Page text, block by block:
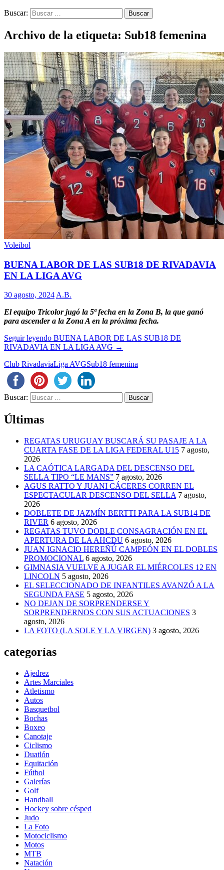
Buscar:
Archivo de la etiqueta: Sub18 femenina
Voleibol
BUENA LABOR DE LAS SUB18 DE RIVADAVIA
EN LA LIGA AVG
30 agosto, 2024 A.B.
El equipo Tricolor jugó la 5ª fecha en la Zona B, la que ganó
para ascender a la Zona A en la próxima fecha.
Seguir leyendo BUENA LABOR DE LAS SUB18 DE
RIVADAVIA EN LA LIGA AVG →
Club RivadaviaLiga AVGSub18 femenina
Buscar:
Últimas
REGATAS URUGUAY BUSCARÁ SU PASAJE A LA
CUARTA FASE DE LA LIGA FEDERAL U15 7 agosto,
2026
LA CAÓTICA LARGADA DEL DESCENSO DEL
SELLA TIPO “LE MANS” 7 agosto, 2026
AGUS RATTO Y JUANI CÁCERES CORREN EL
ESPECTACULAR DESCENSO DEL SELLA 7 agosto,
2026
DOBLETE DE JAZMÍN BERTTI PARA LA SUB14 DE
RIVER 6 agosto, 2026
REGATAS TUVO DOBLE CONSAGRACIÓN EN EL
APERTURA DE LA AHCDU 6 agosto, 2026
JUAN IGNACIO HEREÑÚ CAMPEÓN EN EL DOBLES
PROMOCIONAL 6 agosto, 2026
GIMNASIA VUELVE A JUGAR EL MIÉRCOLES 12 EN
LINCOLN 5 agosto, 2026
EL SELECCIONADO DE INFANTILES AVANZÓ A LA
SEGUNDA FASE 5 agosto, 2026
NO DEJAN DE SORPRENDERSE Y
SORPRENDERNOS CON SUS ACTUACIONES 3
agosto, 2026
LA FOTO (LA SOLE Y LA VIRGEN) 3 agosto, 2026
categorías
Ajedrez
Artes Marciales
Atletismo
Autos
Basquetbol
Bochas
Boxeo
Canotaje
Ciclismo
Duatlón
Equitación
Fútbol
Galerías
Golf
Handball
Hockey sobre césped
Judo
La Foto
Motociclismo
Motos
MTB
Natación